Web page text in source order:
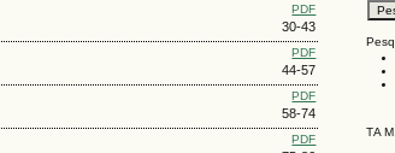
PDF
30-43
PDF
44-57
PDF
58-74
PDF